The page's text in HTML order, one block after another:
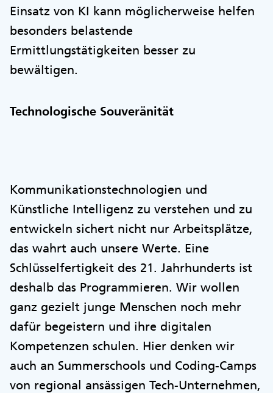
Einsatz von KI kann möglicherweise helfen
besonders belastende
Ermittlungstätigkeiten besser zu
bewältigen.
Technologische Souveränität
Kommunikationstechnologien und
Künstliche Intelligenz zu verstehen und zu
entwickeln sichert nicht nur Arbeitsplätze,
das wahrt auch unsere Werte. Eine
Schlüsselfertigkeit des 21. Jahrhunderts ist
deshalb das Programmieren. Wir wollen
ganz gezielt junge Menschen noch mehr
dafür begeistern und ihre digitalen
Kompetenzen schulen. Hier denken wir
auch an Summerschools und Coding-Camps
von regional ansässigen Tech-Unternehmen,